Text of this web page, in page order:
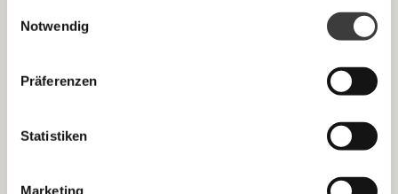
Notwendig
Präferenzen
Statistiken
Marketing
Die guten Nachrichten der
Welt nicht aus den Augen verlieren - immer
21.10.2020